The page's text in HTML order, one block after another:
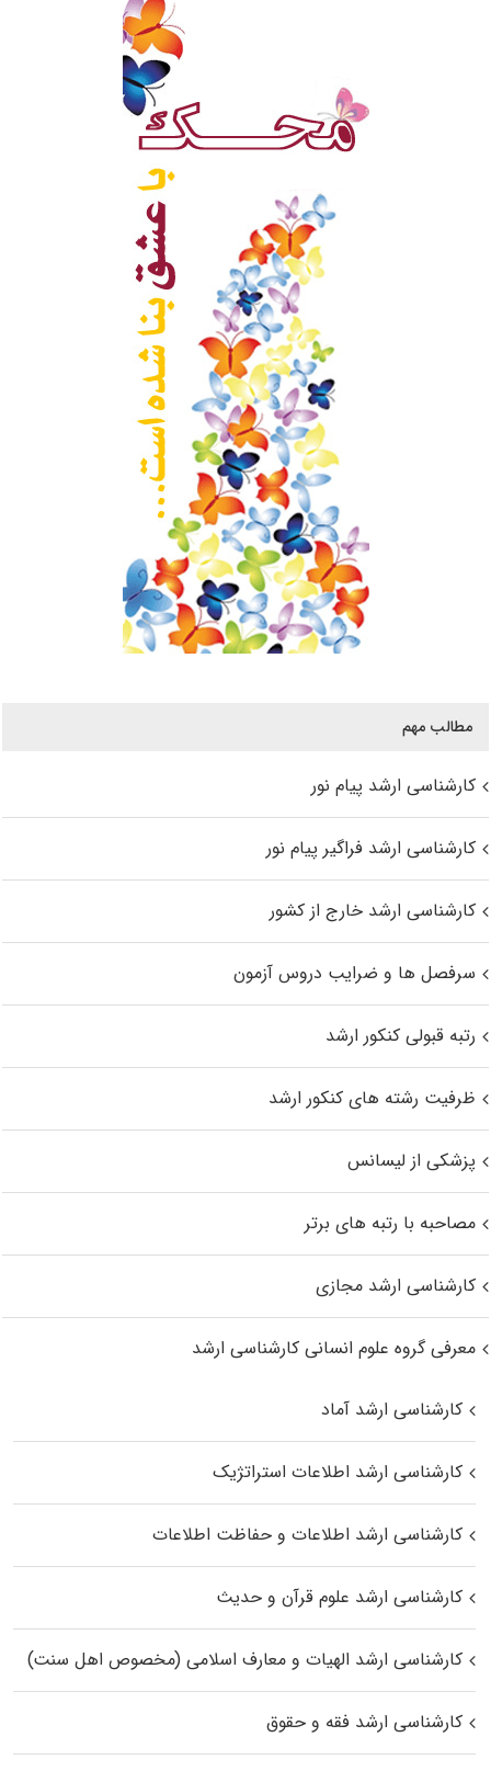
مطالب مهم
کارشناسی ارشد پیام نور
کارشناسی ارشد فراگیر پیام نور
کارشناسی ارشد خارج از کشور
سرفصل ها و ضرایب دروس آزمون
رتبه قبولی کنکور ارشد
ظرفیت رشته های کنکور ارشد
پزشکی از لیسانس
مصاحبه با رتبه های برتر
کارشناسی ارشد مجازی
معرفی گروه علوم انسانی کارشناسی ارشد
کارشناسی ارشد آماد
کارشناسی ارشد اطلاعات استراتژیک
کارشناسی ارشد اطلاعات و حفاظت اطلاعات
کارشناسی ارشد علوم قرآن و حدیث
کارشناسی ارشد الهیات و معارف اسلامی (مخصوص اهل سنت)
کارشناسی ارشد فقه و حقوق